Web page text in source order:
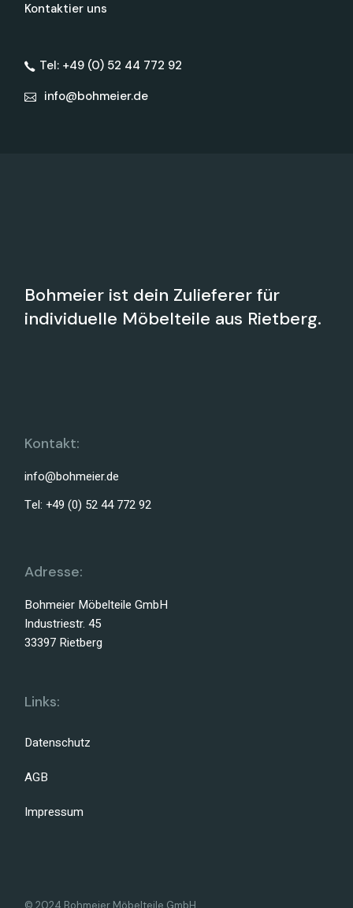
Kontaktier uns
Tel: +49 (0) 52 44 772 92
info@bohmeier.de
Bohmeier ist dein Zulieferer für
individuelle Möbelteile aus Rietberg.
Kontakt:
info@bohmeier.de
Tel: +49 (0) 52 44 772 92
Adresse:
Bohmeier Möbelteile GmbH
Industriestr. 45
33397 Rietberg
Links:
Datenschutz
AGB
Impressum
© 2024 Bohmeier Möbelteile GmbH